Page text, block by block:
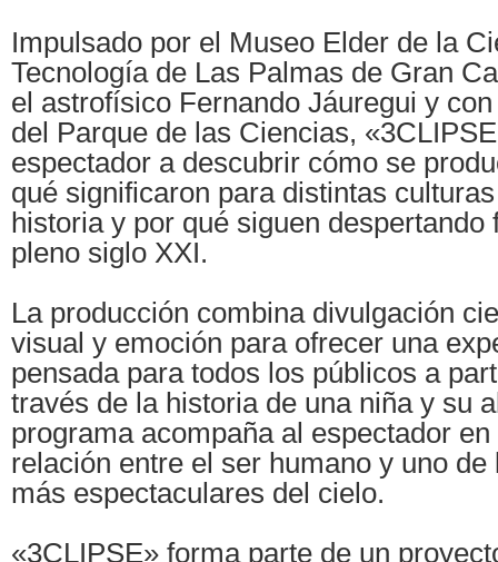
Impulsado por el Museo Elder de la
Tecnología de Las Palmas de Gran
el astrofísico Fernando Jáuregui y
del Parque de las Ciencias,
espectador a descubrir cómo se
qué significaron para distintas
historia y por qué siguen despertando
pleno siglo XXI.
La producción combina divulgación
visual y emoción para ofrecer una
pensada para todos los públicos a
través de la historia de una niña y su
programa acompaña al espectador
relación entre el ser humano y uno de
más espectaculares del cielo.
«3CLIPSE» forma parte de un